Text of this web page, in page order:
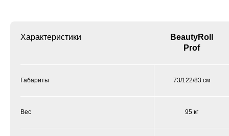
Характеристики
BeautyRoll
Prof
Габариты 73/122/83 см
Вес 95 кг